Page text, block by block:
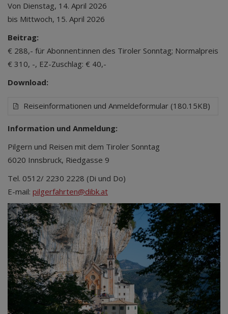
Von Dienstag, 14. April 2026
bis Mittwoch, 15. April 2026
Beitrag:
€ 288,- für Abonnent:innen des Tiroler Sonntag; Normalpreis
€ 310, -, EZ-Zuschlag: € 40,-
Download:
Reiseinformationen und Anmeldeformular (180.15KB)
Information und Anmeldung:
Pilgern und Reisen mit dem Tiroler Sonntag
6020 Innsbruck, Riedgasse 9
Tel. 0512/ 2230 2228 (Di und Do)
E-mail: pilgerfahrten@dibk.at